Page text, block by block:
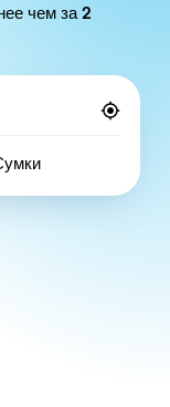
чем за 2
of bags